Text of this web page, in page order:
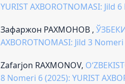
YURIST AXBOROTNOMASI: Jild
Зафаржон РАХМОНОВ ,
AXBOROTNOMASI: Jild 3
Zafarjon RAXMONOV,
8 Nomeri 6 (2025): YURIST